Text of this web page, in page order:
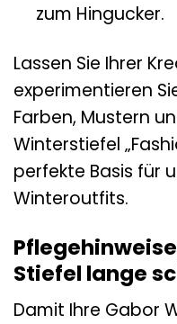
zum Hingucker.
Lassen Sie Ihrer
experimentieren
Farben, Mustern
Winterstiefel
perfekte Basis für
Winteroutfits.
Stiefel lange
Damit Ihre Gabor